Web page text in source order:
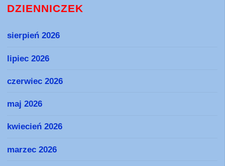
DZIENNICZEK
sierpień 2026
lipiec 2026
czerwiec 2026
maj 2026
kwiecień 2026
marzec 2026